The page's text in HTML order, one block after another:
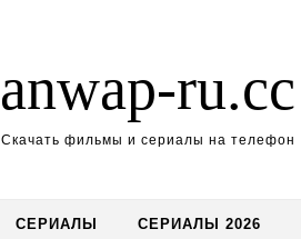
anwap-ru.cc
Скачать фильмы и сериалы на телефон
СЕРИАЛЫ СЕРИАЛЫ 2026